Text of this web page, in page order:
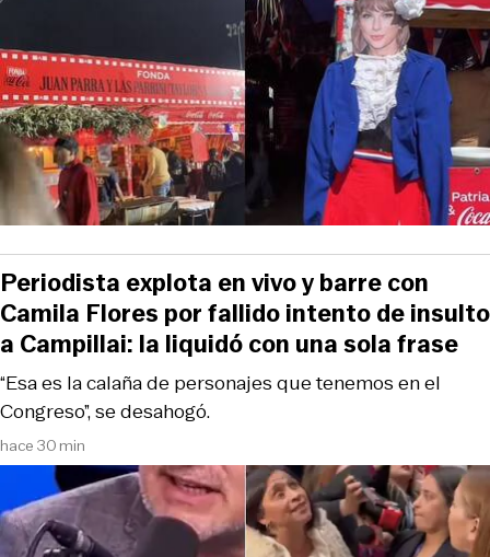
hace 30 min
“Esa es la calaña de personajes que tenemos en el
Congreso”, se desahogó.
Periodista explota en vivo y barre con
Camila Flores por fallido intento de insulto
a Campillai: la liquidó con una sola frase